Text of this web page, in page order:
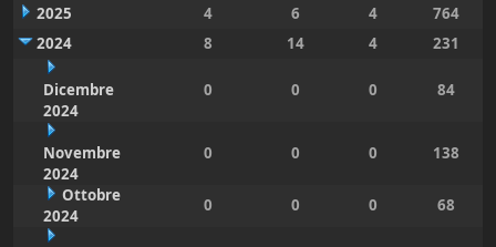
2025
4 6 4
764
2024
8 14 4 231
Dicembre
2024
0 0 0 84
Novembre
2024
0 0 0 138
Ottobre
2024
0 0 0 68